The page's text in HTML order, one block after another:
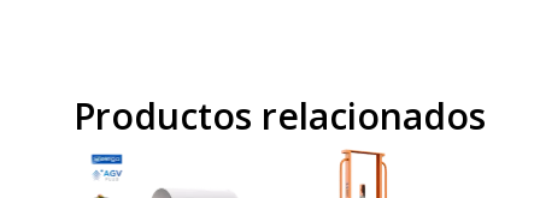
Productos relacionados